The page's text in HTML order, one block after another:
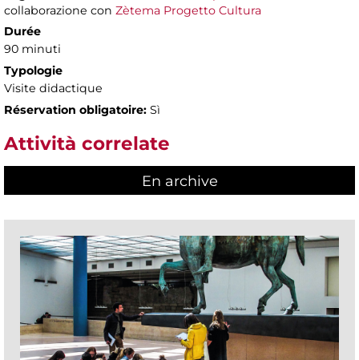
collaborazione con Zètema Progetto Cultura
Durée
90 minuti
Typologie
Visite didactique
Réservation obligatoire: Sì
Attività correlate
En archive